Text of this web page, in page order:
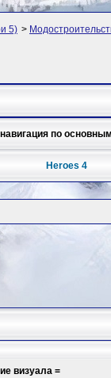
5) >
по
Heroes 4
визуала =